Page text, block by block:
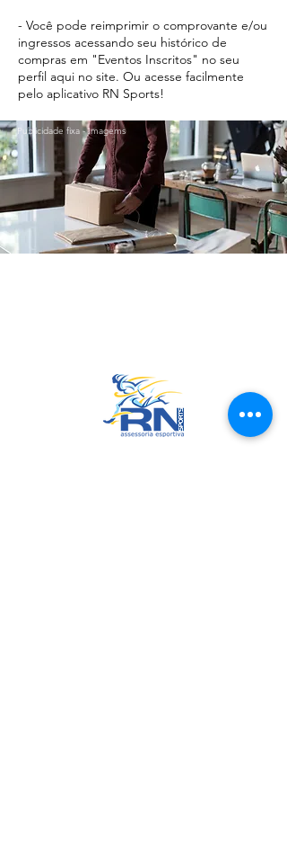
- Você pode reimprimir o comprovante e/ou
ingressos acessando seu histórico de
compras em "Eventos Inscritos" no seu
perfil aqui no site. Ou acesse facilmente
pelo aplicativo RN Sports!
Publicidade fixa - Imagems